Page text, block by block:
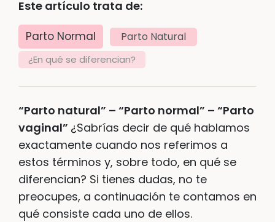
Este artículo trata de:
Parto Normal Parto Natural
¿En qué se diferencian?
“Parto natural” – “Parto normal” – “Parto
vaginal” ¿Sabrías decir de qué hablamos
exactamente cuando nos referimos a
estos términos y, sobre todo, en qué se
diferencian? Si tienes dudas, no te
preocupes, a continuación te contamos en
qué consiste cada uno de ellos.